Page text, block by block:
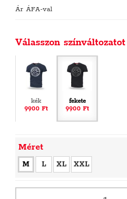
Ár ÁFA-val
Válasszon színváltozatot
kék
9900 Ft
fekete
9900 Ft
Méret
M L XL XXL